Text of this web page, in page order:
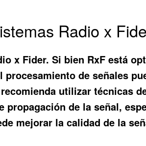
Radio x
x Fider. Si bien RxF está
de señales
utilizar técnicas
de la señal,
mejorar la calidad de la